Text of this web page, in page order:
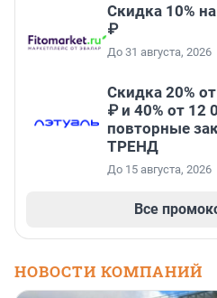
Скидка 10%
₽
До 31 августа, 2026
Скидка 20%
₽ и 40% от 12
повторные
ТРЕНД
До 15 августа, 2026
Все
НОВОСТИ КОМПАНИЙ